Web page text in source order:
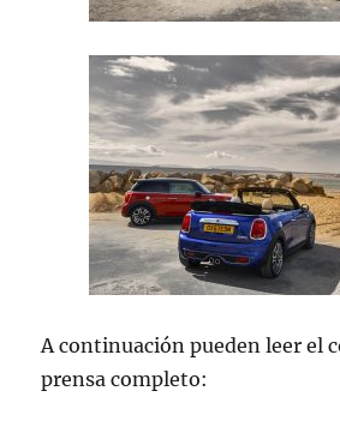
A continuación pueden leer el
prensa completo: